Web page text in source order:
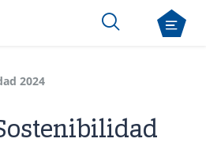
2024